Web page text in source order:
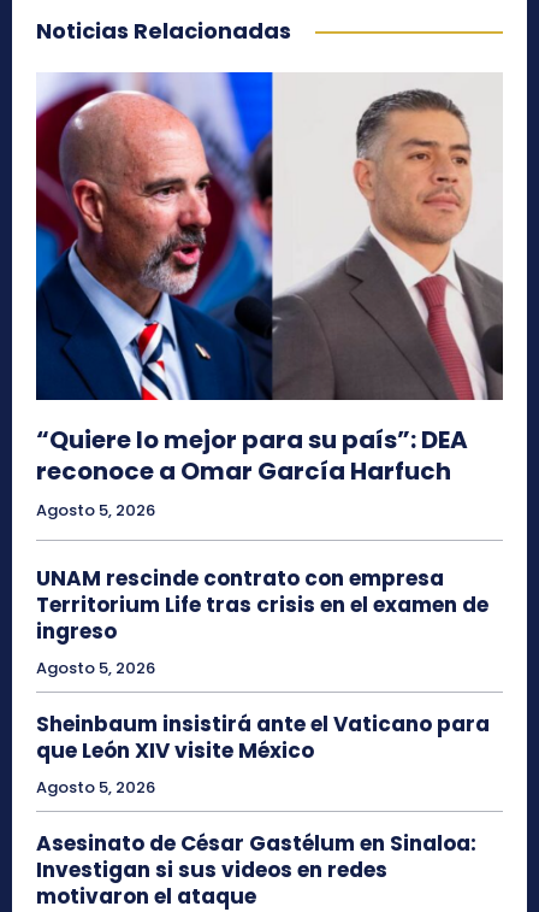
Noticias Relacionadas
“Quiere lo mejor para su país”: DEA
reconoce a Omar García Harfuch
Agosto 5, 2026
UNAM rescinde contrato con empresa
Territorium Life tras crisis en el examen de
ingreso
Agosto 5, 2026
Sheinbaum insistirá ante el Vaticano para
que León XIV visite México
Agosto 5, 2026
Asesinato de César Gastélum en Sinaloa:
Investigan si sus videos en redes
motivaron el ataque